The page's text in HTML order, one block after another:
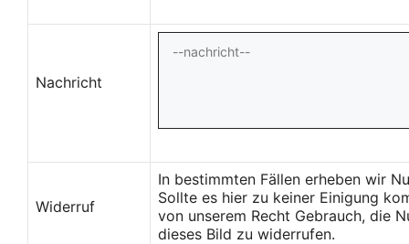
Nachricht
Widerruf
In bestimmten Fällen erheben wir
Sollte es hier zu keiner Einigung
von unserem Recht Gebrauch, die
dieses Bild zu widerrufen.